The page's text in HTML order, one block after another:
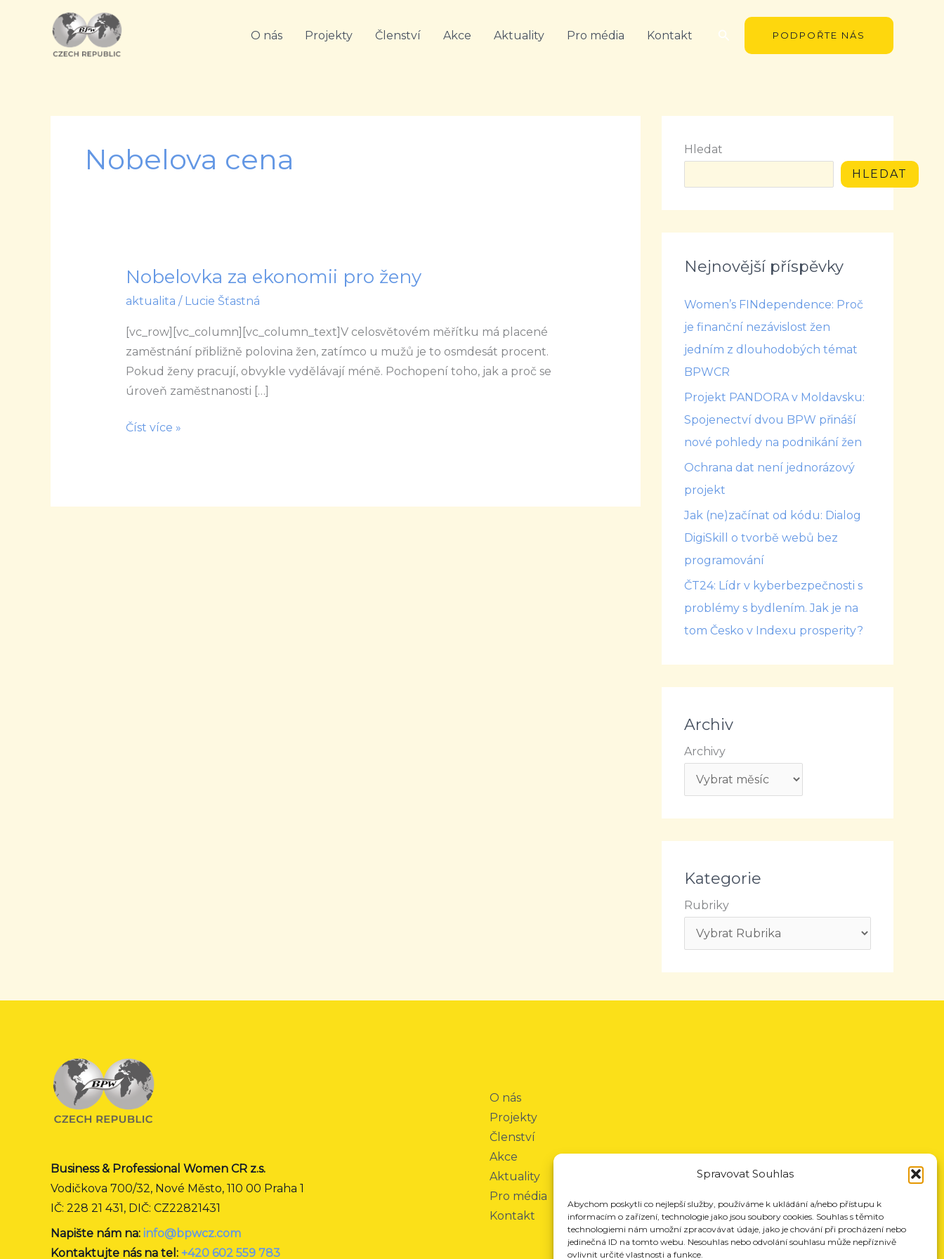
Spravovat Souhlas
Abychom poskytli co nejlepší služby, používáme k ukládání a/nebo přístupu k
informacím o zařízení, technologie jako jsou soubory cookies. Souhlas s těmito
technologiemi nám umožní zpracovávat údaje, jako je chování při procházení nebo
jedinečná ID na tomto webu. Nesouhlas nebo odvolání souhlasu může nepříznivě
ovlivnit určité vlastnosti a funkce.
O nás Projekty Členství Akce Aktuality Pro média Kontakt Hledat PODPOŘTE NÁS
Nobelova cena
Nobelovka za ekonomii pro ženy
aktualita / Lucie Šťastná
[vc_row][vc_column][vc_column_text]V celosvětovém měřítku má placené
zaměstnání přibližně polovina žen, zatímco u mužů je to osmdesát procent.
Pokud ženy pracují, obvykle vydělávají méně. Pochopení toho, jak a proč se
úroveň zaměstnanosti […]
Nobelovka
za
pro
ženy
Číst více »
Hledat
HLEDAT
Nejnovější příspěvky
Women’s FINdependence: Proč
je finanční nezávislost žen
jedním z dlouhodobých témat
BPWCR
Projekt PANDORA v Moldavsku:
Spojenectví dvou BPW přináší
nové pohledy na podnikání žen
Ochrana dat není jednorázový
projekt
Jak (ne)začínat od kódu: Dialog
DigiSkill o tvorbě webů bez
programování
ČT24: Lídr v kyberbezpečnosti s
problémy s bydlením. Jak je na
tom Česko v Indexu prosperity?
Archiv
Archivy
Kategorie
Rubriky
Business & Professional Women CR z.s.
Vodičkova 700/32, Nové Město, 110 00 Praha 1
IČ: 228 21 431, DIČ: CZ22821431
Napište nám na: info@bpwcz.com
Kontaktujte nás na tel: +420 602 559 783
O nás
Projekty
Členství
Akce
Aktuality
Pro média
Kontakt